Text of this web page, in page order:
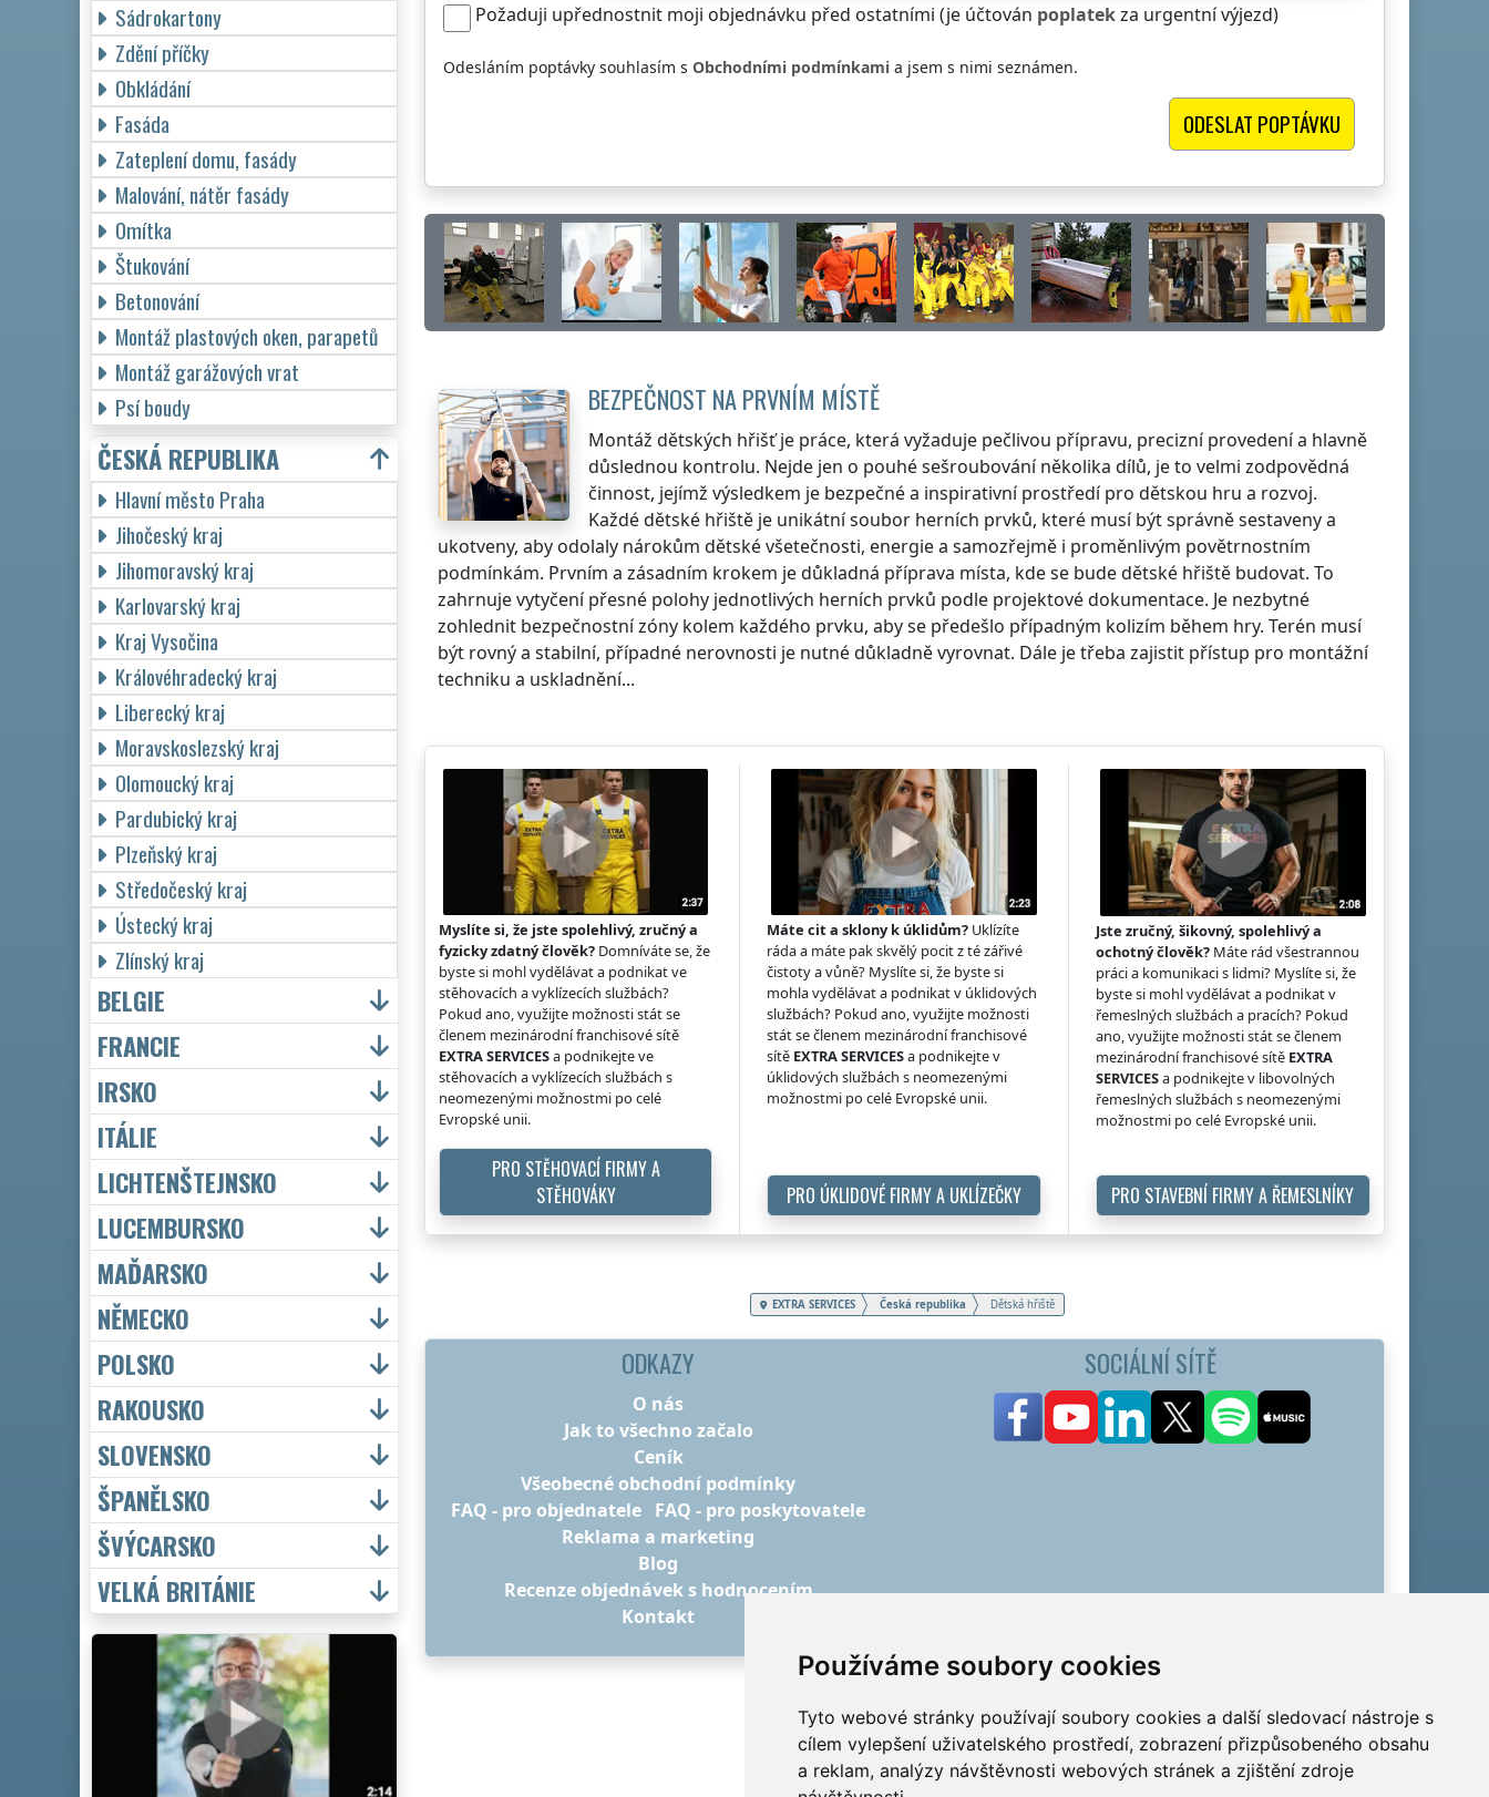
Používáme soubory cookies
Tyto webové stránky používají soubory cookies a další sledovací nástroje s
cílem vylepšení uživatelského prostředí, zobrazení přizpůsobeného obsahu
a reklam, analýzy návštěvnosti webových stránek a zjištění zdroje
Požaduji upřednostnit moji objednávku před ostatními (je účtován poplatekza urgentní výjezd)
Odesláním poptávky souhlasím s Obchodními podmínkami a jsem s nimi seznámen.
BEZPEČNOST NA PRVNÍM MÍSTĚ
Montáž dětských hřišť je práce, která vyžaduje pečlivou přípravu, precizní provedení a hlavně
důslednou kontrolu. Nejde jen o pouhé sešroubování několika dílů, je to velmi zodpovědná
činnost, jejímž výsledkem je bezpečné a inspirativní prostředí pro dětskou hru a rozvoj.
Každé dětské hřiště je unikátní soubor herních prvků, které musí být správně sestaveny a
ukotveny, aby odolaly nárokům dětské všetečnosti, energie a samozřejmě i proměnlivým povětrnostním
podmínkám. Prvním a zásadním krokem je důkladná příprava místa, kde se bude dětské hřiště budovat. To
zahrnuje vytyčení přesné polohy jednotlivých herních prvků podle projektové dokumentace. Je nezbytné
zohlednit bezpečnostní zóny kolem každého prvku, aby se předešlo případným kolizím během hry. Terén musí
být rovný a stabilní, případné nerovnosti je nutné důkladně vyrovnat. Dále je třeba zajistit přístup pro montážní
techniku a uskladnění...
Myslíte si, že jste spolehlivý, zručný a
fyzicky zdatný člověk? Domníváte se, že
byste si mohl vydělávat a podnikat ve
stěhovacích a vyklízecích službách?
Pokud ano, využijte možnosti stát se
členem mezinárodní franchisové sítě
EXTRA SERVICESa podnikejte ve
stěhovacích a vyklízecích službách s
neomezenými možnostmi po celé
Evropské unii.
PRO STĚHOVACÍ FIRMY A
STĚHOVÁKY
Máte cit a sklony k úklidům? Uklízíte
ráda a máte pak skvělý pocit z té zářivé
čistoty a vůně? Myslíte si, že byste si
mohla vydělávat a podnikat v úklidových
službách? Pokud ano, využijte možnosti
stát se členem mezinárodní franchisové
sítě EXTRA SERVICESa podnikejte v
úklidových službách s neomezenými
možnostmi po celé Evropské unii.
PRO ÚKLIDOVÉ FIRMY A UKLÍZEČKY
Jste zručný, šikovný, spolehlivý a
ochotný člověk?Máte rád všestrannou
práci a komunikaci s lidmi? Myslíte si, že
byste si mohl vydělávat a podnikat v
řemeslných službách a pracích? Pokud
ano, využijte možnosti stát se členem
mezinárodní franchisové sítě EXTRA
SERVICESa podnikejte v libovolných
řemeslných službách s neomezenými
možnostmi po celé Evropské unii.
PRO STAVEBNÍ FIRMY A ŘEMESLNÍKY
EXTRA SERVICES Česká republika Dětská hřiště
ODKAZY
O nás
Jak to všechno začalo
Ceník
Všeobecné obchodní podmínky
FAQ - pro objednatele FAQ - pro poskytovatele
Reklama a marketing
Blog
Recenze objednávek s hodnocením
Kontakt
SOCIÁLNÍ SÍTĚ
Sádrokartony
Zdění příčky
Obkládání
Fasáda
Zateplení domu, fasády
Malování, nátěr fasády
Omítka
Štukování
Betonování
Montáž plastových oken, parapetů
Montáž garážových vrat
Psí boudy
ČESKÁ REPUBLIKA
Hlavní město Praha
Jihočeský kraj
Jihomoravský kraj
Karlovarský kraj
Kraj Vysočina
Královéhradecký kraj
Liberecký kraj
Moravskoslezský kraj
Olomoucký kraj
Pardubický kraj
Plzeňský kraj
Středočeský kraj
Ústecký kraj
Zlínský kraj
BELGIE
FRANCIE
IRSKO
ITÁLIE
LICHTENŠTEJNSKO
LUCEMBURSKO
MAĎARSKO
NĚMECKO
POLSKO
RAKOUSKO
SLOVENSKO
ŠPANĚLSKO
ŠVÝCARSKO
VELKÁ BRITÁNIE